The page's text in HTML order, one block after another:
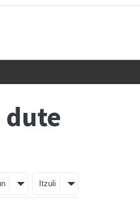
dute
Itzuli